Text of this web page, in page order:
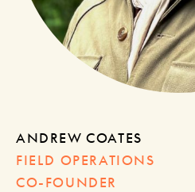
ANDREW COATES
FIELD OPERATIONS
CO-FOUNDER